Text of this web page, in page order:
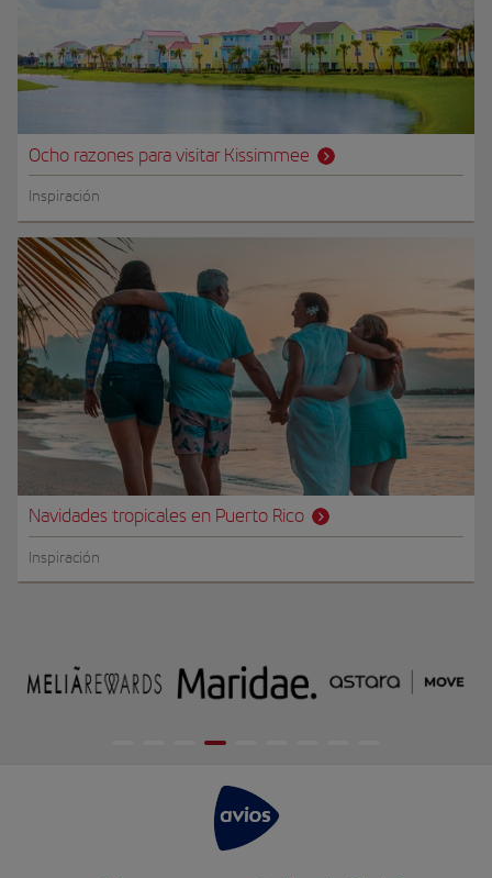
Ocho razones para visitar Kissimmee
Inspiración
Navidades tropicales en Puerto Rico
Inspiración